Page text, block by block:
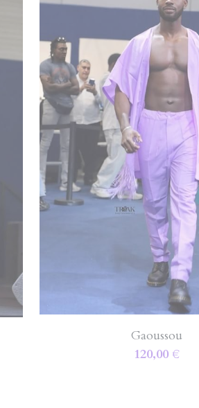
Gaoussou
120,00 €